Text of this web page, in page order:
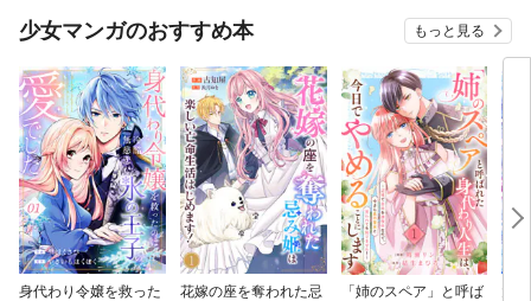
少女マンガのおすすめ本 もっと見る
身代わり令嬢を救った
花嫁の座を奪われた忌
「姉のスペア」と呼ば